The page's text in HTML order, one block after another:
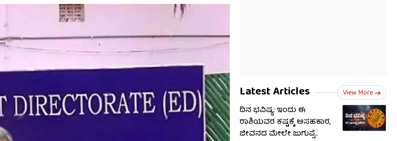
Latest Articles View More
ದಿನ ಭವಿಷ್ಯ: ಇಂದು ಈ
ರಾಶಿಯವರ ಕಷ್ಟಕ್ಕೆ ಅಸಹಕಾರ,
ಜೀವನದ ಮೇಲೇ ಜುಗುಪ್ಸೆ..